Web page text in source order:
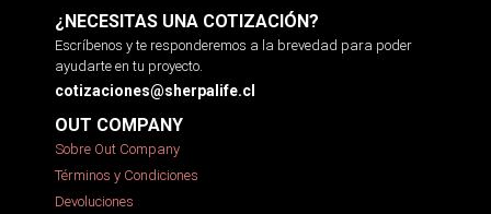
¿NECESITAS UNA COTIZACIÓN?
Escríbenos y te responderemos a la brevedad para poder
ayudarte en tu proyecto.
cotizaciones@sherpalife.cl
OUT COMPANY
Sobre Out Company
Términos y Condiciones
Devoluciones